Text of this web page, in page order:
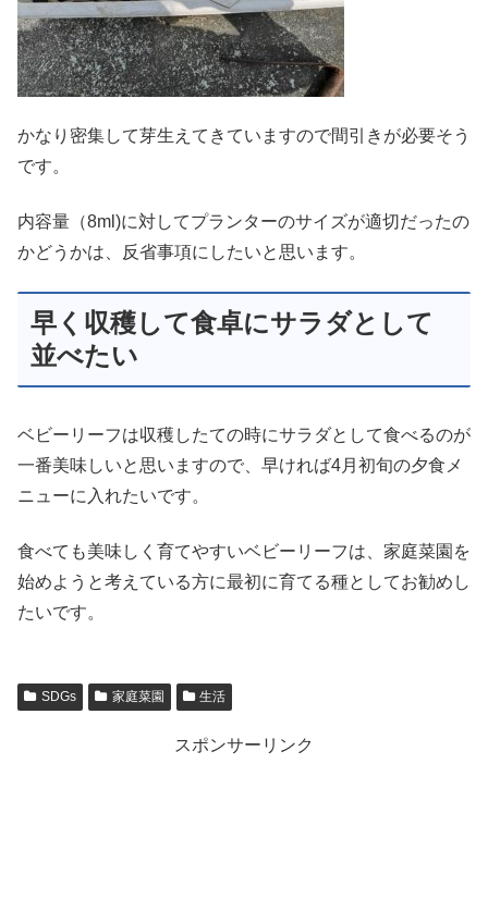
かなり密集して芽生えてきていますので間引きが必要そう
です。
内容量（8ml)に対してプランターのサイズが適切だったの
かどうかは、反省事項にしたいと思います。
早く収穫して食卓にサラダとして
並べたい
ベビーリーフは収穫したての時にサラダとして食べるのが
一番美味しいと思いますので、早ければ4月初旬の夕食メ
ニューに入れたいです。
食べても美味しく育てやすいベビーリーフは、家庭菜園を
始めようと考えている方に最初に育てる種としてお勧めし
たいです。
SDGs 家庭菜園 生活
スポンサーリンク